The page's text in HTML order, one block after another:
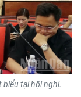
biểu tại hội nghị.